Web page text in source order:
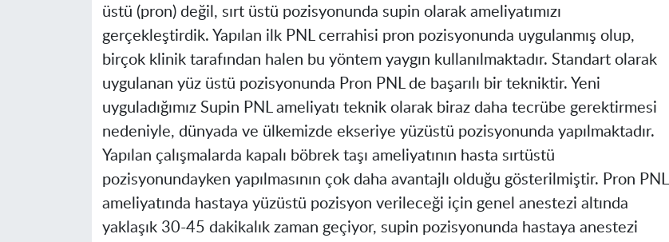
üstü (pron) değil, sırt üstü pozisyonunda supin olarak ameliyatımızı
gerçekleştirdik. Yapılan ilk PNL cerrahisi pron pozisyonunda uygulanmış olup,
birçok klinik tarafından halen bu yöntem yaygın kullanılmaktadır. Standart olarak
uygulanan yüz üstü pozisyonunda Pron PNL de başarılı bir tekniktir. Yeni
uyguladığımız Supin PNL ameliyatı teknik olarak biraz daha tecrübe gerektirmesi
nedeniyle, dünyada ve ülkemizde ekseriye yüzüstü pozisyonunda yapılmaktadır.
Yapılan çalışmalarda kapalı böbrek taşı ameliyatının hasta sırtüstü
pozisyonundayken yapılmasının çok daha avantajlı olduğu gösterilmiştir. Pron PNL
ameliyatında hastaya yüzüstü pozisyon verileceği için genel anestezi altında
yaklaşık 30-45 dakikalık zaman geçiyor, supin pozisyonunda hastaya anestezi